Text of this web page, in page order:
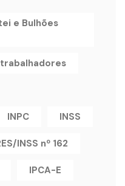
e Bulhões
INPC INSS
INSS nº 162
IPCA-E